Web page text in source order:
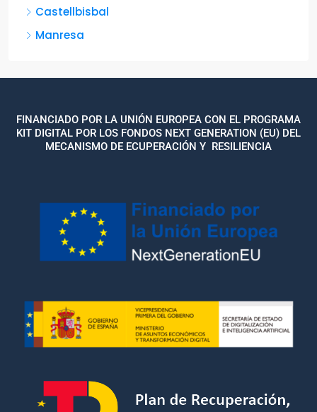
Castellbisbal
Manresa
FINANCIADO POR LA UNIÓN EUROPEA CON EL PROGRAMA
KIT DIGITAL POR LOS FONDOS NEXT GENERATION (EU) DEL
MECANISMO DE ECUPERACIÓN Y RESILIENCIA